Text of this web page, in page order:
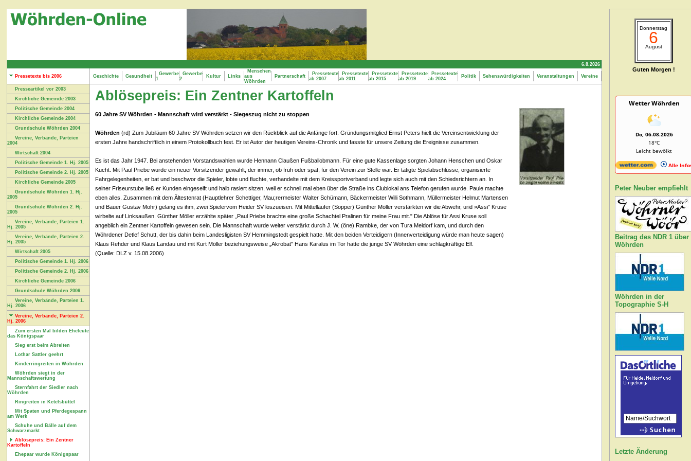
6.8.2026
Pressetexte bis 2006 Geschichte Gesundheit
Gewerbe
1
Gewerbe
2
Kultur Links
Menschen
aus
Wöhrden
Partnerschaft
Pressetexte
ab 2007
Pressetexte
ab 2011
Pressetexte
ab 2015
Pressetexte
ab 2019
Pressetexte
ab 2024
Politik Sehenswürdigkeiten Veranstaltungen Vereine
Presseartikel vor 2003
Kirchliche Gemeinde 2003
Politische Gemeinde 2004
Kirchliche Gemeinde 2004
Grundschule Wöhrden 2004
Vereine, Verbände, Parteien
2004
Wirtschaft 2004
Politische Gemeinde 1. Hj. 2005
Politische Gemeinde 2. Hj. 2005
Kirchliche Gemeinde 2005
Grundschule Wöhrden 1. Hj.
2005
Grundschule Wöhrden 2. Hj.
2005
Vereine, Verbände, Parteien 1.
Hj. 2005
Vereine, Verbände, Parteien 2.
Hj. 2005
Wirtschaft 2005
Politische Gemeinde 1. Hj. 2006
Politische Gemeinde 2. Hj. 2006
Kirchliche Gemeinde 2006
Grundschule Wöhrden 2006
Vereine, Verbände, Parteien 1.
Hj. 2006
Vereine, Verbände, Parteien 2.
Hj. 2006
Zum ersten Mal bilden Eheleute
das Königspaar
Sieg erst beim Abreiten
Lothar Sattler geehrt
Kinderringreiten in Wöhrden
Wöhrden siegt in der
Mannschaftswertung
Sternfahrt der Siedler nach
Wöhrden
Ringreiten in Ketelsbüttel
Mit Spaten und Pferdegespann
am Werk
Schuhe und Bälle auf dem
Schwarzmarkt
Ablösepreis: Ein Zentner
Kartoffeln
Ehepaar wurde Königspaar
Ablösepreis: Ein Zentner Kartoffeln
60 Jahre SV Wöhrden - Mannschaft wird verstärkt - Siegeszug nicht zu stoppen
Wöhrden (rd) Zum Jubiläum 60 Jahre SV Wöhrden setzen wir den Rückblick auf die Anfänge fort. Gründungsmitglied Ernst Peters hielt die Vereinsentwicklung der
ersten Jahre handschriftlich in einem Protokollbuch fest. Er ist Autor der heutigen Vereins-Chronik und fasste für unsere Zeitung die Ereignisse zusammen.
Es ist das Jahr 1947. Bei anstehenden Vorstandswahlen wurde Hennann Claußen Fußballobmann. Für eine gute Kassenlage sorgten Johann Henschen und Oskar
Kucht. Mit Paul Priebe wurde ein neuer Vorsitzender gewählt, der immer, ob früh oder spät, für den Verein zur Stelle war. Er tätigte Spielabschlüsse, organisierte
Fahrgelegenheiten, er bat und beschwor die Spieler, lobte und fluchte, verhandelte mit dem Kreissportverband und legte sich auch mit den Schiedsrichtern an. In
seiner Friseurstube ließ er Kunden eingeseift und halb rasiert sitzen, weil er schnell mal eben über die Straße ins Clublokal ans Telefon gerufen wurde. Paule machte
eben alles. Zusammen mit dem Ältestenrat (Hauptlehrer Schettiger, Mau;rermeister Walter Schümann, Bäckermeister Willi Sothmann, Müllermeister Helmut Martensen
und Bauer Gustav Mohr) gelang es ihm, zwei Spielervom Heider SV loszueisen. Mit Mittelläufer (Sopper) Günther Möller verstärkten wir die Abwehr, urid »Assi" Kruse
wirbelte auf Linksaußen. Günther Möller erzählte später „Paul Priebe brachte eine große Schachtel Pralinen für meine Frau mit." Die Ablöse für Assi Kruse soll
angeblich ein Zentner Kartoffeln gewesen sein. Die Mannschaft wurde weiter verstärkt durch J. W. (öne) Rambke, der von Tura Meldorf kam, und durch den
Wöhrdener Detlef Schutt, der bis dahin beim Landesligisten SV Hemmingstedt gespielt hatte. Mit den beiden Verteidigern (Innenverteidigung würde man heute sagen)
Klaus Rehder und Klaus Landau und mit Kurt Möller beziehungsweise „Akrobat" Hans Karalus im Tor hatte die junge SV Wöhrden eine schlagkräftige Elf.
(Quelle: DLZ v. 15.08.2006)
Donnerstag
6
August
Guten Morgen !
Wetter Wöhrden
Do, 06.08.2026
18°C
Leicht bewölkt
Alle
Peter Neuber empfiehlt
Beitrag des NDR 1 über
Wöhrden
Wöhrden in der
Topographie S-H
Letzte Änderung